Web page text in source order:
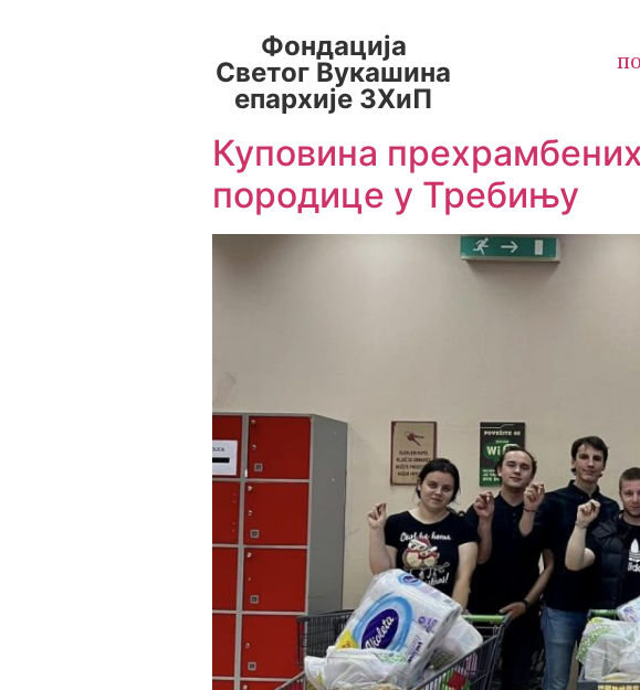
Фондација
Светог Вукашина
епархије ЗХиП
Куповина
породице у Требињу